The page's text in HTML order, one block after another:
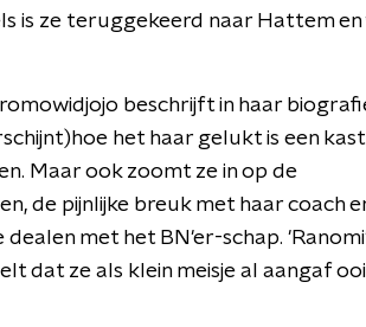
is ze teruggekeerd naar Hattem
beschrijft in haar
het haar gelukt is een kast
Maar ook zoomt ze in op de
de pijnlijke breuk met haar coach
met het BN'er-schap.
dat ze als klein meisje al aangaf